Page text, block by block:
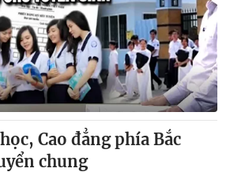
Cao đẳng phía Bắc
chung